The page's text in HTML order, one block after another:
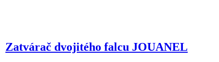
Zatvárač dvojitého falcu JOUANEL